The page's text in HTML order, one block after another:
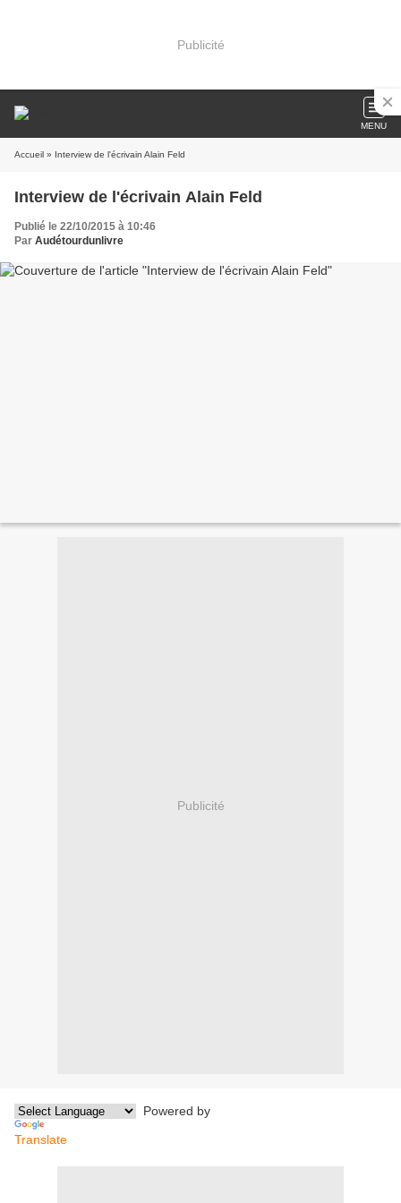
Publicité
MENU
Accueil » Interview de l'écrivain Alain Feld
Interview de l'écrivain Alain Feld
Publié le 22/10/2015 à 10:46
Par Audétourdunlivre
Publicité
Powered by
Translate